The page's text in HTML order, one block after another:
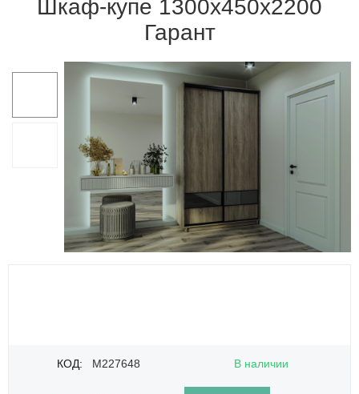
Шкаф-купе 1300х450х2200
Гарант
КОД: M227648 В наличии